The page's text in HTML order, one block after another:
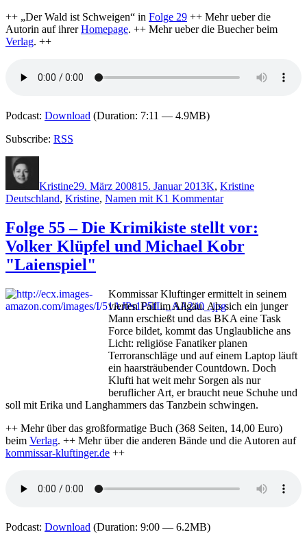
++ „Der Wald ist Schweigen“ in Folge 29 ++ Mehr ueber die
Autorin auf ihrerHomepage. ++ Mehr ueber die Buecher beim
Verlag. ++
Podcast: Download (Duration: 7:11 — 4.9MB)
Subscribe: RSS
Kristine29. März 200815. Januar 2013K, Kristine
Deutschland, Kristine, Namen mit K1 Kommentarzu
68
–
Die
Gisa
Klönne
"Unter
dem
Eis"
Folge 55 – Die Krimikiste stellt vor:
Volker Klüpfel und Michael Kobr
"Laienspiel"
Kommissar Kluftinger ermittelt in seinem
vierten Fall im Allgäu. Als sich ein junger
Mann erschießt und das BKA eine Task
Force bildet, kommt das Unglaubliche ans
Licht: religiöse Fanatiker planen
Terroranschläge und auf einem Laptop läuft
ein haarsträubender Countdown. Doch
Klufti hat weit mehr Sorgen als nur
beruflicher Art, er braucht neue Schuhe und
soll mit Erika und Langhammers das Tanzbein schwingen.
++ Mehr über das großformatige Buch (368 Seiten, 14,00 Euro)
beim Verlag. ++ Mehr über die anderen Bände und die Autoren auf
kommissar-kluftinger.de ++
Podcast: Download (Duration: 9:00 — 6.2MB)